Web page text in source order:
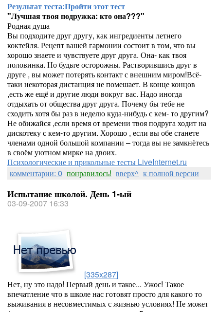
Результат теста:Пройти этот тест
"Лучшая твоя подружка: кто она???"
Родная душа
Вы подходите друг другу, как ингредиенты летнего
коктейля. Рецепт вашей гармонии состоит в том, что вы
хорошо знаете и чувствуете друг друга. Она- как твоя
половинка. Но будьте осторожны. Растворившись друг в
друге , вы может потерять контакт с внешним миром!Всё-
таки некоторая дистанция не помешает. В конце концов
,есть же ещё и другие люди вокруг вас. Надо иногда
отдыхать от общества друг друга. Почему бы тебе не
сходить хотя бы раз в неделю куда-нибудь с кем- то другим?
Не обижайся ,если время от времени твоя подруга ходит на
дискотеку с кем-то другим. Хорошо , если вы обе станете
членами одной большой компании – тогда вы не замкнётесь
в своём уютном мирке на двоих.
Психологические и прикольные тесты LiveInternet.ru
комментарии: 0 понравилось! вверх^ к полной версии
Испытание школой. День 1-ый
03-09-2007 16:33
[335x287]
Нет, ну это надо! Первый день и такое... Ужос! Такое
впечатление что в школе нас готовят просто для какого то
выживания в несовместимых с жизнью условиях! Не может